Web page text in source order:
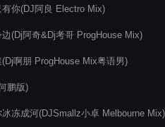
你(DJ阿良 Electro Mix)
(Dj阿奇&Dj考哥 ProgHouse Mix)
啊朋 ProgHouse Mix粤语男)
鹏版)
冻成河(DJSmallz小卓 Melbourne Mix)